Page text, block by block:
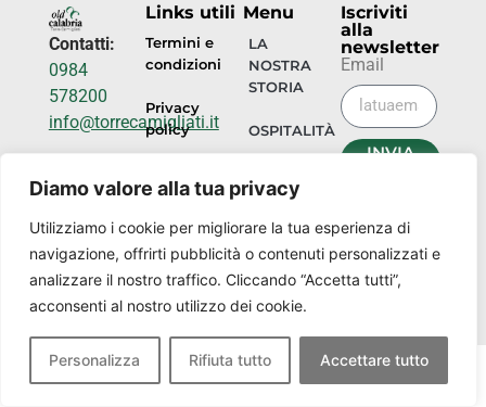
Diamo valore alla tua privacy
Utilizziamo i cookie per migliorare la tua esperienza di
navigazione, offrirti pubblicità o contenuti personalizzati e
analizzare il nostro traffico. Cliccando “Accetta tutti”,
acconsenti al nostro utilizzo dei cookie.
Personalizza Rifiuta tutto Accettare tutto
Contatti:
0984
578200
info@torrecamigliati.it
Camigliati,
Silano CS
Links utili
Termini e
condizioni
Privacy
policy
Menu
LA
NOSTRA
STORIA
OSPITALITÀ
NOSTRI
LUOGHI
Iscriviti
alla
newsletter
Email
INVIA